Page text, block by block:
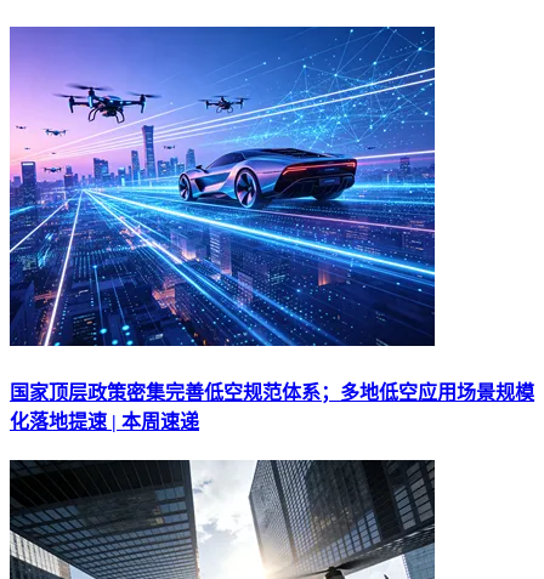
国家顶层政策密集完善低空规范体系；多地低空应用场景规模
化落地提速 | 本周速递